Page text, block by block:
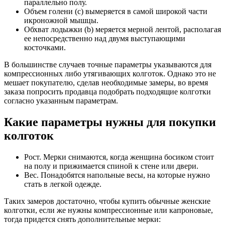
параллельно полу.
Объем голени (c) вымеряется в самой широкой части
икроножной мышцы.
Обхват лодыжки (b) меряется мерной лентой, располагая
ее непосредственно над двумя выступающими
косточками.
В большинстве случаев точные параметры указываются для
компрессионных либо утягивающих колготок. Однако это не
мешает покупателю, сделав необходимые замеры, во время
заказа попросить продавца подобрать подходящие колготки
согласно указанным параметрам.
Какие параметры нужны для покупки
колготок
Рост. Мерки снимаются, когда женщина босиком стоит
на полу и прижимается спиной к стене или двери.
Вес. Понадобятся напольные весы, на которые нужно
стать в легкой одежде.
Таких замеров достаточно, чтобы купить обычные женские
колготки, если же нужны компрессионные или капроновые,
тогда придется снять дополнительные мерки: